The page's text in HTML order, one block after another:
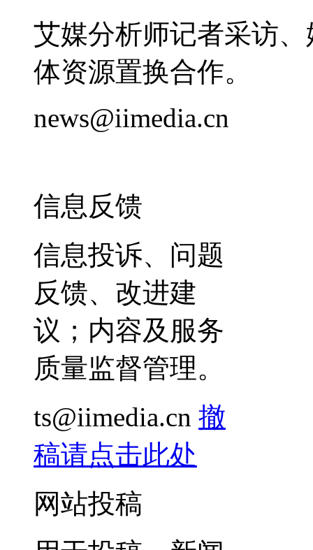
艾媒分析师记者采访
体资源置换合作。
news@iimedia.cn
信息反馈
信息投诉、问题
反馈、改进建
议；内容及服务
质量监督管理。
ts@iimedia.cn 撤
稿请点击此处
网站投稿